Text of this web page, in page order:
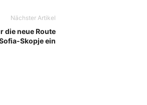
Nächster Artikel
die neue Route
Skopje ein